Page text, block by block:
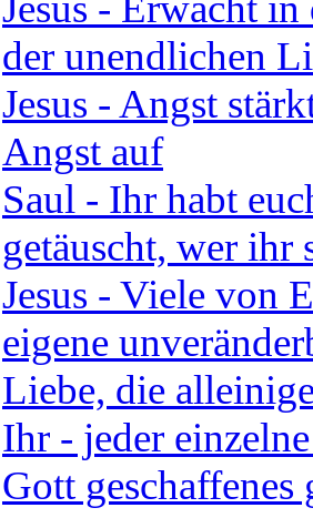
der unendlichen
Jesus - Angst
Angst auf
Saul - Ihr habt
getäuscht, wer ihr
Jesus - Viele von
eigene
Liebe, die
Ihr - jeder
Gott